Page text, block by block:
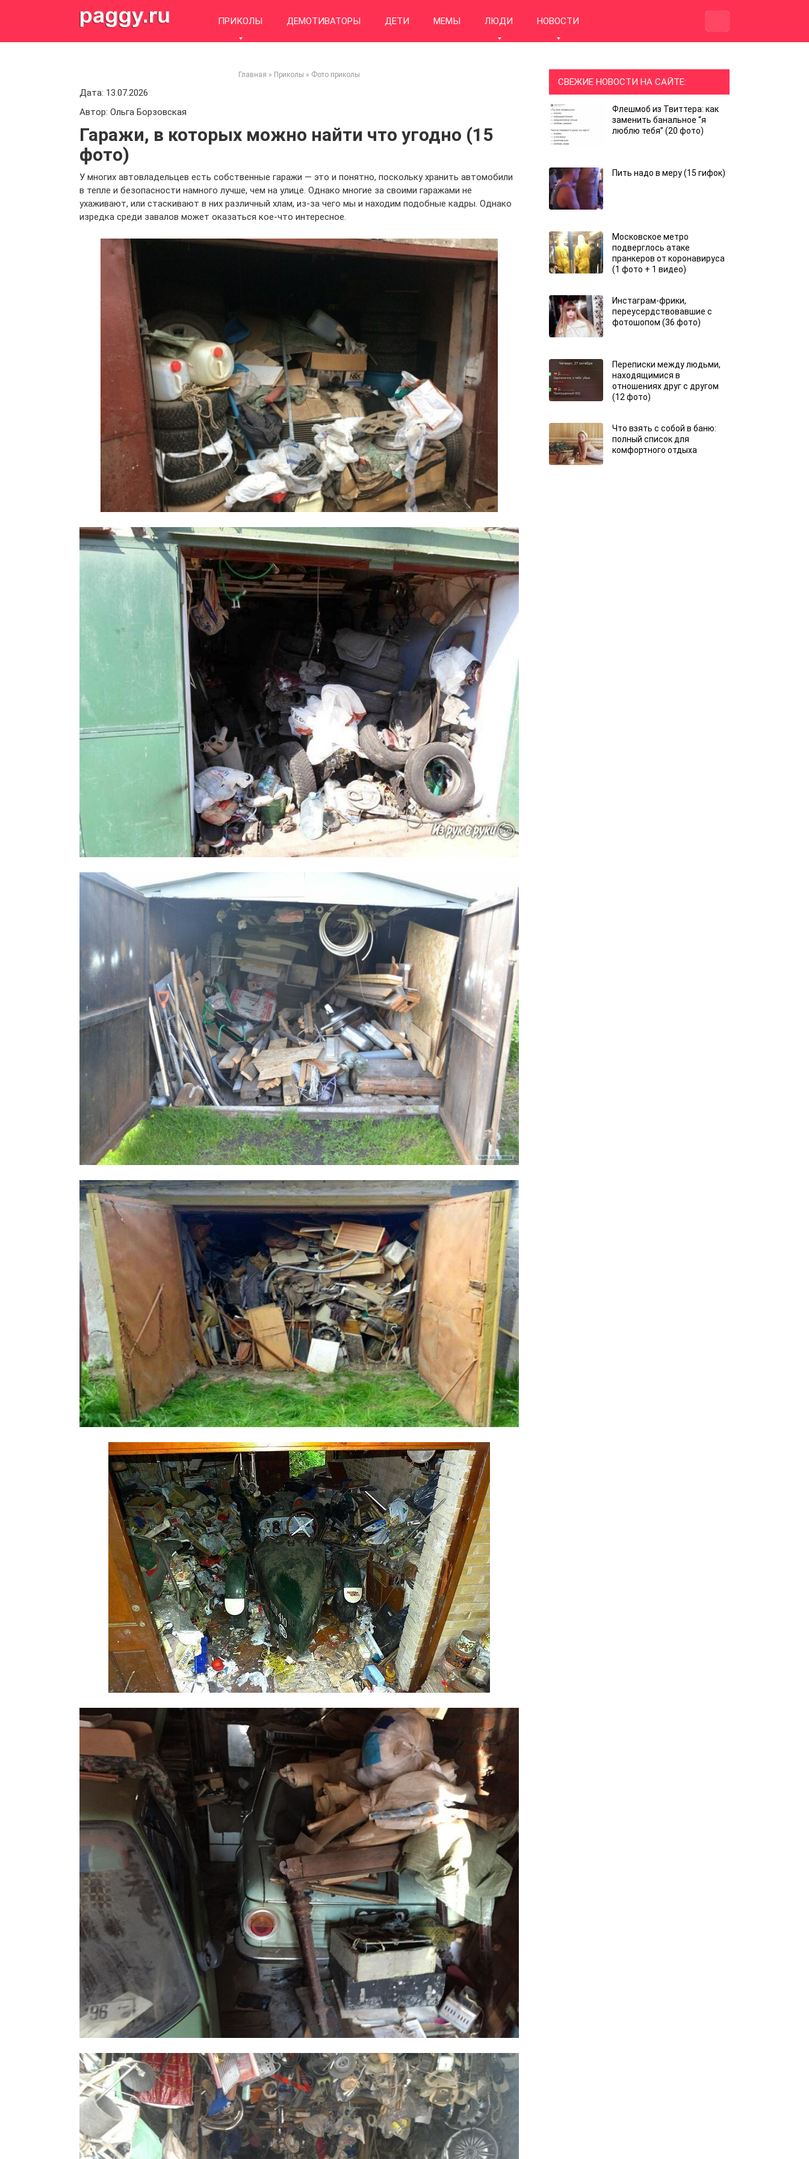
ПРИКОЛЫ ДЕМОТИВАТОРЫ ДЕТИ МЕМЫ ЛЮДИ НОВОСТИ
Главная » Приколы » Фото приколы
Дата: 13.07.2026
Автор: Ольга Борзовская
Гаражи, в которых можно найти что угодно (15
фото)
У многих автовладельцев есть собственные гаражи — это и понятно, поскольку хранить автомобили
в тепле и безопасности намного лучше, чем на улице. Однако многие за своими гаражами не
ухаживают, или стаскивают в них различный хлам, из-за чего мы и находим подобные кадры. Однако
изредка среди завалов может оказаться кое-что интересное.
СВЕЖИЕ НОВОСТИ НА САЙТЕ:
Флешмоб из Твиттера: как
заменить банальное “я
люблю тебя” (20 фото)
Пить надо в меру (15 гифок)
Московское метро
подверглось атаке
пранкеров от коронавируса
(1 фото + 1 видео)
Инстаграм-фрики,
переусердствовавшие с
фотошопом (36 фото)
Переписки между людьми,
находящимися в
отношениях друг с другом
(12 фото)
Что взять с собой в баню:
полный список для
комфортного отдыха